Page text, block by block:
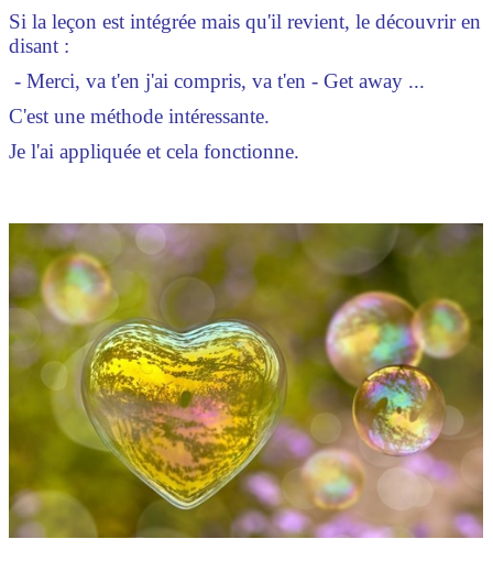
Si la leçon est intégrée mais qu'il revient, le découvrir en
disant :
- Merci, va t'en j'ai compris, va t'en - Get away ...
C'est une méthode intéressante.
Je l'ai appliquée et cela fonctionne.